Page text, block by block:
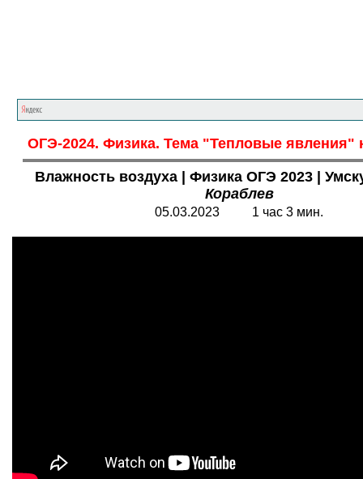
ОГЭ-2024. Физика. Тема "Тепловые явления"
Влажность воздуха | Физика ОГЭ 2023 |
Кораблев
05.03.2023 1 час 3 мин.